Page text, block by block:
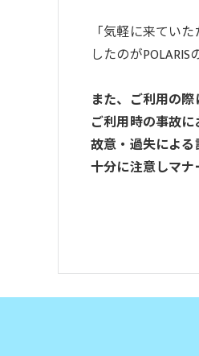
「気軽に来てい
したのがPOLARIS
また、ご利用の際
ご利用時の事故
故意・過失によ
十分に注意しマナ